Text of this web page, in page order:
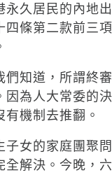
永久居民的內地
四條第二款前三
們知道，所謂終
因為人大常委的
機制去推翻。
子女的家庭團聚
全解決。今晚，